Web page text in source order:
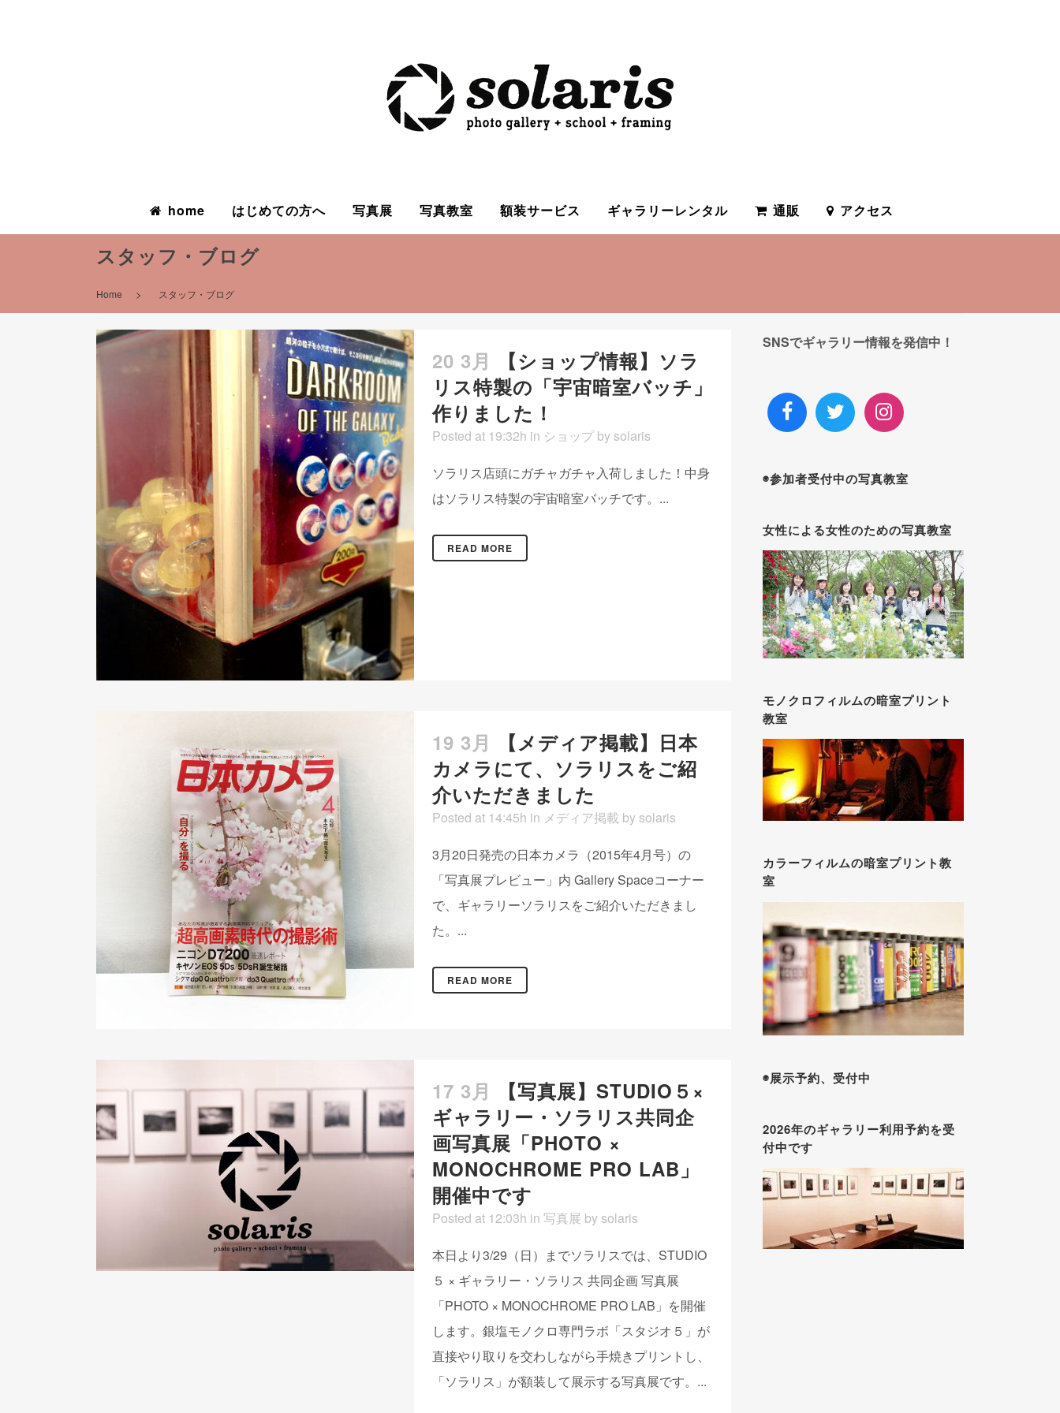
home はじめての方へ 写真展 写真教室 額装サービス ギャラリーレンタル 通販 アクセス
スタッフ・ブログ
Home > スタッフ・ブログ
20 3月
【ショップ情報】ソラ
リス特製の「宇宙暗室バッチ」
作りました！
Posted at 19:32h in ショップ by solaris
ソラリス店頭にガチャガチャ入荷しました！中身
はソラリス特製の宇宙暗室バッチです。...
READ MORE
19 3月
【メディア掲載】日本
カメラにて、ソラリスをご紹
介いただきました
Posted at 14:45h in メディア掲載 by solaris
3月20日発売の日本カメラ（2015年4月号）の
「写真展プレビュー」内 Gallery Spaceコーナー
で、ギャラリーソラリスをご紹介いただきまし
た。...
READ MORE
17 3月
【写真展】STUDIO５×
ギャラリー・ソラリス共同企
画写真展「PHOTO ×
MONOCHROME PRO LAB」
開催中です
Posted at 12:03h in 写真展 by solaris
本日より3/29（日）までソラリスでは、STUDIO
５ × ギャラリー・ソラリス 共同企画 写真展
「PHOTO × MONOCHROME PRO LAB」を開催
します。銀塩モノクロ専門ラボ「スタジオ５」が
直接やり取りを交わしながら手焼きプリントし、
「ソラリス」が額装して展示する写真展です。...
SNSでギャラリー情報を発信中！
◉参加者受付中の写真教室
女性による女性のための写真教室
モノクロフィルムの暗室プリント
教室
カラーフィルムの暗室プリント教
室
◉展示予約、受付中
2026年のギャラリー利用予約を受
付中です